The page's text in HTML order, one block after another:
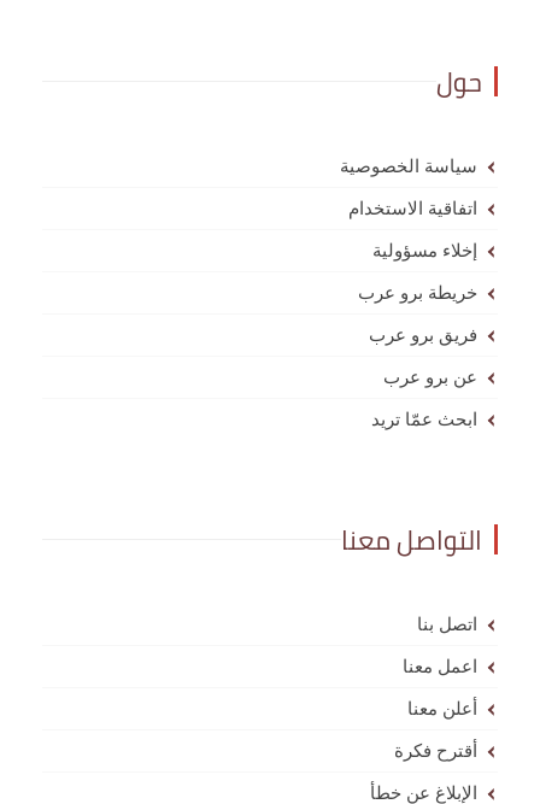
حول
سياسة الخصوصية
اتفاقية الاستخدام
إخلاء مسؤولية
خريطة برو عرب
فريق برو عرب
عن برو عرب
ابحث عمّا تريد
التواصل معنا
اتصل بنا
اعمل معنا
أعلن معنا
أقترح فكرة
الإبلاغ عن خطأ